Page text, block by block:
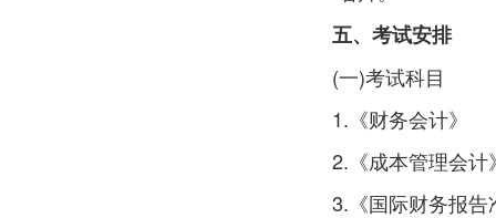
五、考试安排
(一)考试科目
1.《财务会计》
2.《成本管理会计
3.《国际财务报告